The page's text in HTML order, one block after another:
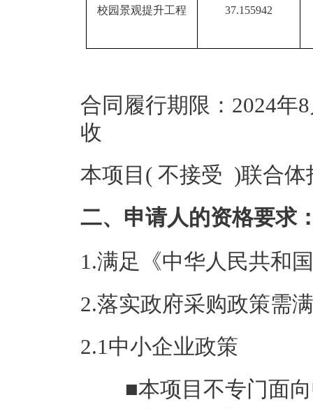
校园景观提升工程 37.155942
合同履行期限：2024年
收
本项目( 不接受 )联合体
二、申请人的资格要求
1.满足《中华人民共和
2.落实政府采购政策需
2.1中小企业政策
■本项目不专门面